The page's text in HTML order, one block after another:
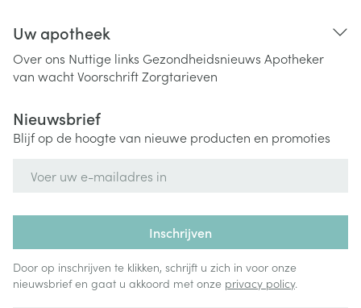
Uw apotheek
Over ons Nuttige links Gezondheidsnieuws Apotheker
van wachtVoorschriftZorgtarieven
Nieuwsbrief
Blijf op de hoogte van nieuwe producten en promoties
Inschrijven
Door op inschrijven te klikken, schrijft u zich in voor onze
nieuwsbrief en gaat u akkoord met onze privacy policy.